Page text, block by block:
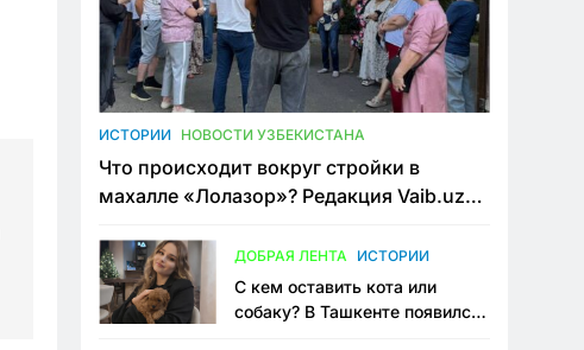
ИСТОРИИ НОВОСТИ УЗБЕКИСТАНА
Что происходит вокруг стройки в
махалле «Лолазор»? Редакция Vaib.uz
конфликта
ДОБРАЯ ЛЕНТА ИСТОРИИ
С кем оставить кота или
собаку? В Ташкенте появился